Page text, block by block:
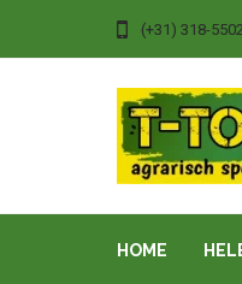
(+31) 318-
HOME